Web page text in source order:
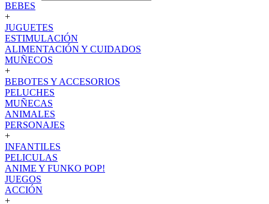
BEBES
+
JUGUETES
ESTIMULACIÓN
ALIMENTACIÓN Y CUIDADOS
MUÑECOS
+
BEBOTES Y ACCESORIOS
PELUCHES
MUÑECAS
ANIMALES
PERSONAJES
+
INFANTILES
PELICULAS
ANIME Y FUNKO POP!
JUEGOS
ACCIÓN
+